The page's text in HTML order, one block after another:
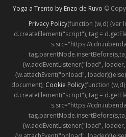
Yoga a Trento by Enzo de Ruvo ©
Privacy Policy(function (w,d) {var
d.createElement("script"), tag =
s.src="https://
{w.addEventListener("load",
{w.attachEvent("onload",
document); Cookie Policy(function
d.createElement("script"), tag =
s.src="https://
{w.addEventListener("load",